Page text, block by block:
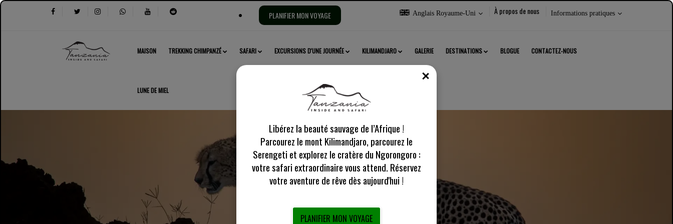
PLANIFIER MON VOYAGE
Sélectionnez
Anglais Royaume-Uni À propos de nous
Sélectionnez
Informations pratiques
MAISON TREKKING CHIMPANZÉ SAFARI EXCURSIONS D'UNE JOURNÉE KILIMANDJARO GALERIE DESTINATIONS BLOGUE CONTACTEZ-NOUS
LUNE DE MIEL
Lac Natron
Libérez la beauté sauvage de l’Afrique !
Parcourez le mont Kilimandjaro, parcourez le
Serengeti et explorez le cratère du Ngorongoro :
votre safari extraordinaire vous attend. Réservez
votre aventure de rêve dès aujourd'hui !
PLANIFIER MON VOYAGE
FERMER